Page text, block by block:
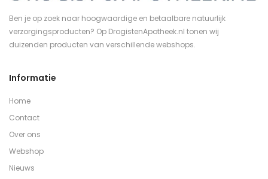
Ben je op zoek naar hoogwaardige en betaalbare natuurlijk
verzorgingsproducten? Op DrogistenApotheek.nl tonen wij
duizenden producten van verschillende webshops.
Informatie
Home
Contact
Over ons
Webshop
Nieuws